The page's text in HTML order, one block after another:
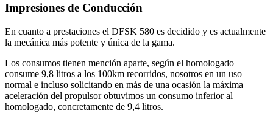
Impresiones de Conducción
En cuanto a prestaciones el DFSK 580 es decidido y es actualmente
la mecánica más potente y única de la gama.
Los consumos tienen mención aparte, según el homologado
consume 9,8 litros a los 100km recorridos, nosotros en un uso
normal e incluso solicitando en más de una ocasión la máxima
aceleración del propulsor obtuvimos un consumo inferior al
homologado, concretamente de 9,4 litros.